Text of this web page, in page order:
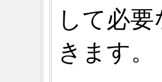
して必
きます。